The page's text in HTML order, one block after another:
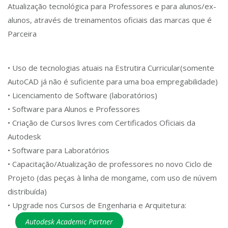
Atualização tecnológica para Professores e para alunos/ex-
alunos, através de treinamentos oficiais das marcas que é
Parceira
• Uso de tecnologias atuais na Estrutira Curricular(somente
AutoCAD já não é suficiente para uma boa empregabilidade)
• Licenciamento de Software (laboratórios)
• Software para Alunos e Professores
• Criação de Cursos livres com Certificados Oficiais da
Autodesk
• Software para Laboratórios
• Capacitação/Atualização de professores no novo Ciclo de
Projeto (das peças à linha de mongame, com uso de núvem
distribuída)
• Upgrade nos Cursos de Engenharia e Arquitetura:
Autodesk Academic Partner